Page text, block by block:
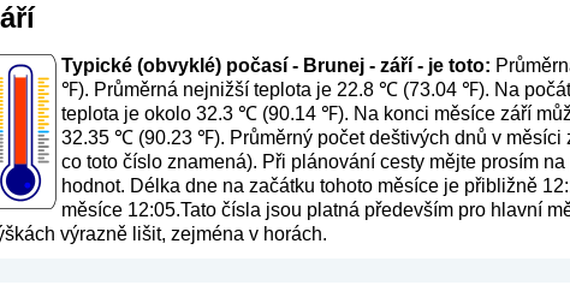
Typické (obvyklé) počasí - Brunej - září - je toto:
℉). Průměrná nejnižší teplota je 22.8 ℃ (73.04 ℉). Na
teplota je okolo 32.3 ℃ (90.14 ℉). Na konci měsíce září
32.35 ℃ (90.23 ℉). Průměrný počet deštivých dnů v měsíci
co toto číslo znamená). Při plánování cesty mějte prosím
hodnot. Délka dne na začátku tohoto měsíce je přibližně
měsíce 12:05.Tato čísla jsou platná především pro hlavní
výrazně lišit, zejména v horách.